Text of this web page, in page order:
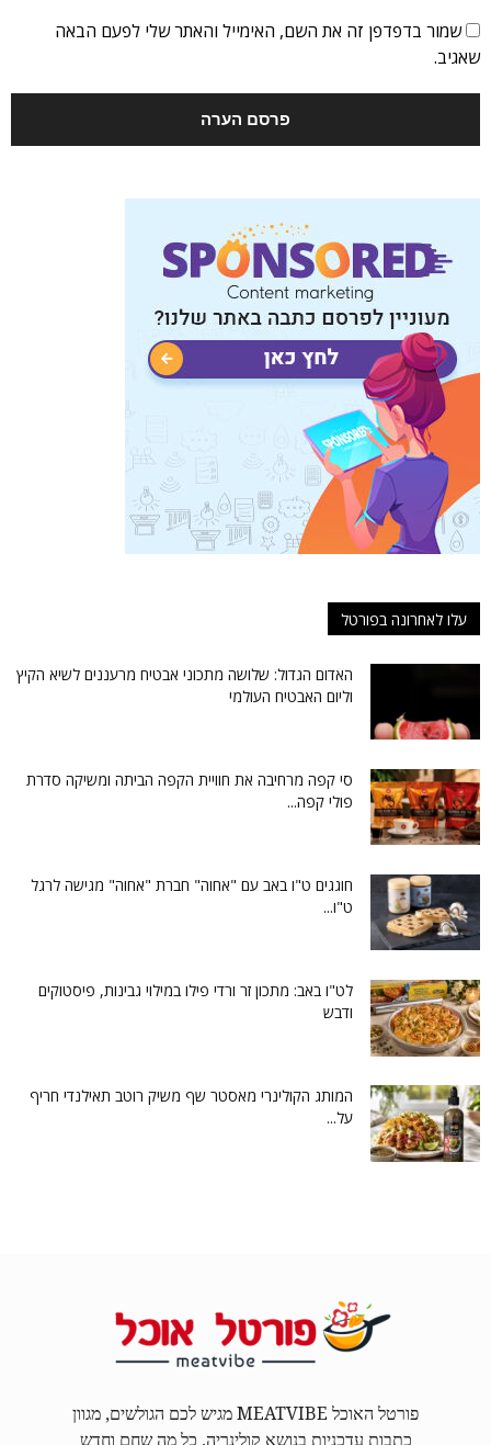
שמור בדפדפן זה את השם, האימייל והאתר שלי לפעם הבאה
שאגיב.
עלו לאחרונה בפורטל
האדום הגדול: שלושה מתכוני אבטיח מרעננים לשיא הקיץ
וליום האבטיח העולמי
סי קפה מרחיבה את חוויית הקפה הביתה ומשיקה סדרת
פולי קפה...
חוגגים ט"ו באב עם "אחוה" חברת "אחוה" מגישה לרגל
ט"ו...
לט"ו באב: מתכון זר ורדי פילו במילוי גבינות, פיסטוקים
ודבש
המותג הקולינרי מאסטר שף משיק רוטב תאילנדי חריף
על...
פורטל האוכל MEATVIBE מגיש לכם הגולשים, מגוון
כתבות עדכניות בנושא קולינריה, כל מה שחם וחדש